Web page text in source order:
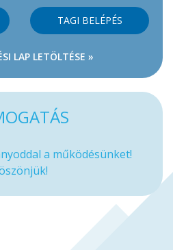
TAGI BELÉPÉS
LAP LETÖLTÉSE »
a működésünket!